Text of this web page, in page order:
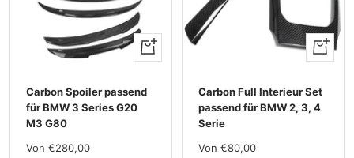
Ansehen
Carbon Spoiler passend
für BMW 3 Series G20
M3 G80
Im
Von €280,00
Ansehen
Carbon Full Interieur Set
passend für BMW 2, 3, 4
Serie
Im
Von €80,00